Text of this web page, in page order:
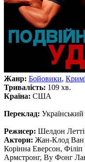
Жанр: Бойовики,
Тривалість: 109 хв.
Країна: США
Переклад:
Режисер: Шелдон
Актори: Жан-Клод Ван
Корінна Еверсон,
Армстронг, Bу Фонг